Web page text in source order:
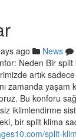
ago News
Neden Bir split
artık sadece
zamanda yaşam
Bu konforu
iklimlendirme
bir split klima
split-